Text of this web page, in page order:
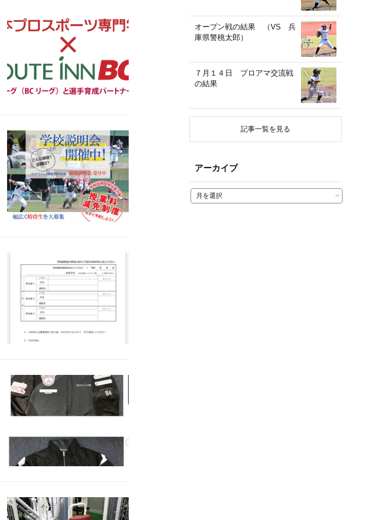
オープン戦の結果 （VS 兵
庫県警桃太郎）
７月１４日 プロアマ交流戦
の結果
記事一覧を見る
アーカイブ